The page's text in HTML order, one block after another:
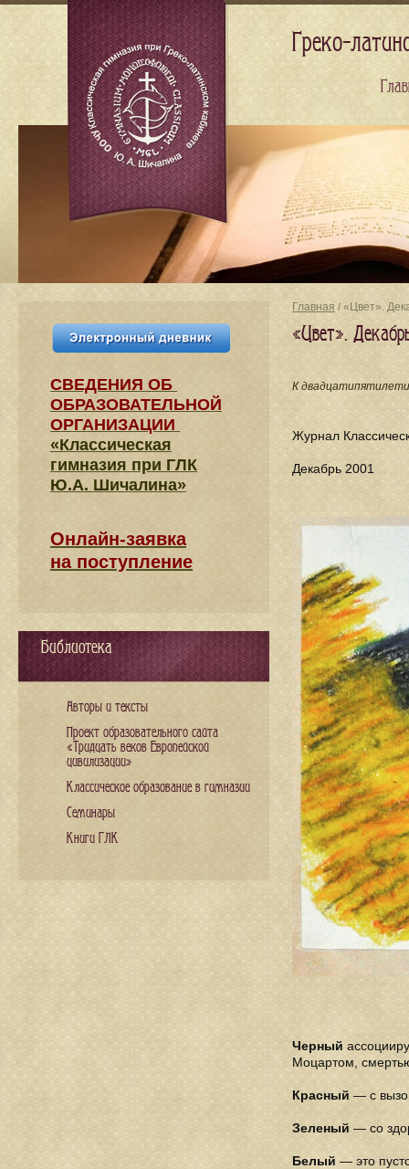
Главная / «Цвет».
«Цвет».
К
Журнал
Декабрь 2001
Черный
Моцартом,
Красный — с
Зеленый — со
Белый — это
СВЕДЕНИЯ​ ОБ
ОБРАЗОВАТЕЛЬНОЙ
ОРГАНИЗАЦИИ
«Классическая
гимназия при ГЛК
Ю.А. Шичалина»
Онлайн-заявка
на поступление
Библиотека
Авторы и тексты
Проект образовательного сайта
«Тридцать веков Европейской
цивилизации»
Классическое образование в гимназии
Семинары
Книги ГЛК
Греко-